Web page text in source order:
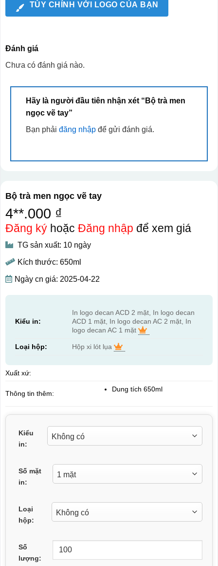
TÙY CHỈNH VỚI LOGO CỦA BẠN
Đánh giá
Chưa có đánh giá nào.
Hãy là người đầu tiên nhận xét “Bộ trà men
ngọc vẽ tay”
Bạn phải đăng nhậpđể gửi đánh giá.
Bộ trà men ngọc vẽ tay
4**.000 ₫
Đăng kýhoặc Đăng nhập để xem giá
TG sản xuất: 10 ngày
Kích thước: 650ml
Ngày cn giá: 2025-04-22
Kiểu in:
In logo decan ACD 2 mặt, In logo decan
ACD 1 mặt, In logo decan AC 2 mặt, In
logo decan AC 1 mặt
Loại hộp: Hộp xi lót lụa
Xuất xứ:
Thông tin thêm:
Dung tích 650ml
Kiểu
in:
Số mặt
in:
Loại
hộp:
Số
lượng: